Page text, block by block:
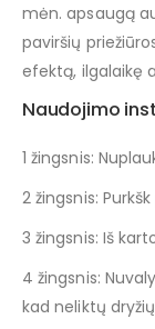
mėn. apsaugą
paviršių
efektą, ilgalaikę
Naudojimo
1 žingsnis:
2 žingsnis:
3 žingsnis: Iš
4 žingsnis:
kad neliktų